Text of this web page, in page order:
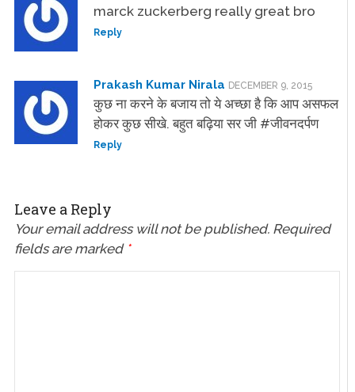
marck zuckerberg really great bro
Reply
Prakash Kumar Nirala DECEMBER 9, 2015
कुछ ना करने के बजाय तो ये अच्छा है कि आप असफल
होकर कुछ सीखे. बहुत बढ़िया सर जी #जीवनदर्पण
Reply
Leave a Reply
Your email address will not be published. Required
fields are marked *